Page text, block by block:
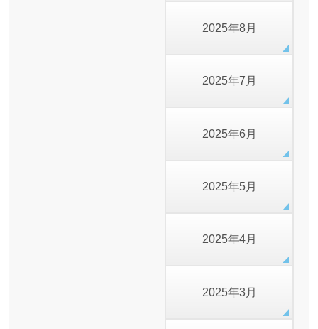
2025年8月
2025年7月
2025年6月
2025年5月
2025年4月
2025年3月